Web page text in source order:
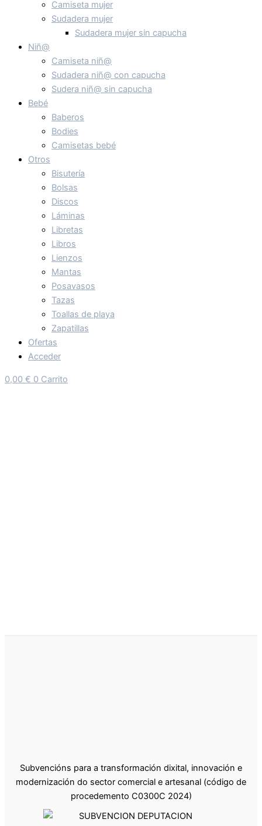
Camiseta mujer
Sudadera mujer
Sudadera mujer sin capucha
Niñ@
Camiseta niñ@
Sudadera niñ@ con capucha
Sudera niñ@ sin capucha
Bebé
Baberos
Bodies
Camisetas bebé
Otros
Bisutería
Bolsas
Discos
Láminas
Libretas
Libros
Lienzos
Mantas
Posavasos
Tazas
Toallas de playa
Zapatillas
Ofertas
Acceder
0,00 € 0 Carrito
Subvencións para a transformación dixital, innovación e
modernización do sector comercial e artesanal (código de
procedemento C0300C 2024)